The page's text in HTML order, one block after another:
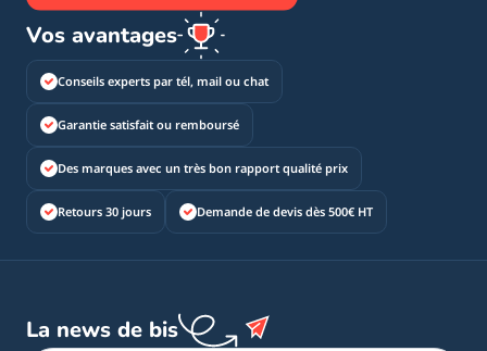
Vos avantages
Conseils experts par tél, mail ou chat
Garantie satisfait ou remboursé
Des marques avec un très bon rapport qualité prix
Retours 30 jours Demande de devis dès 500€ HT
La news de bis